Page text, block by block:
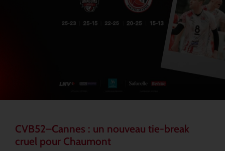
CVB52–Cannes : un nouveau tie-break
cruel pour Chaumont